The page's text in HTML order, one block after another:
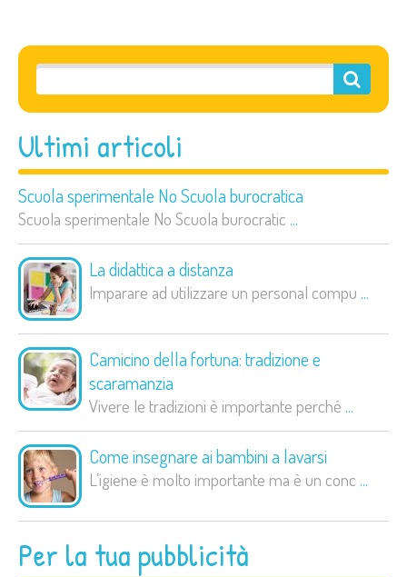
Ultimi articoli
Scuola sperimentale No Scuola burocratica
Scuola sperimentale No Scuola burocratic ...
La didattica a distanza
Imparare ad utilizzare un personal compu ...
Camicino della fortuna: tradizione e
scaramanzia
Vivere le tradizioni è importante perché ...
Come insegnare ai bambini a lavarsi
L’igiene è molto importante ma è un conc ...
Per la tua pubblicità